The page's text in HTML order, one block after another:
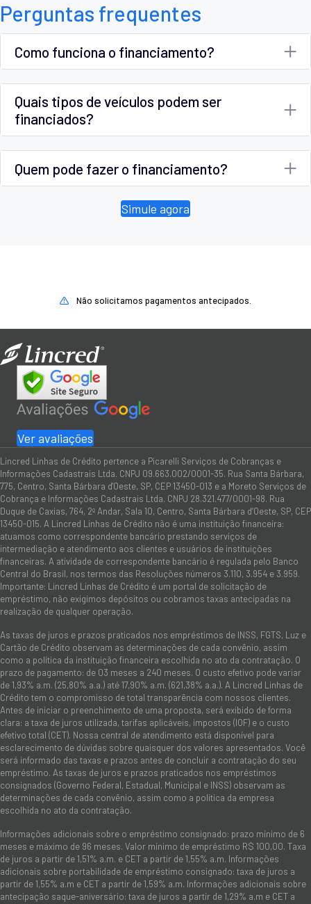
Perguntas frequentes
Como funciona o financiamento?
Quais tipos de veículos podem ser
financiados?
Quem pode fazer o financiamento?
Simule agora
Não solicitamos pagamentos antecipados.
Ver avaliações
Lincred Linhas de Crédito pertence a Picarelli Serviços de Cobranças e
Informações Cadastrais Ltda. CNPJ 09.663.002/0001-35. Rua Santa Bárbara,
775, Centro, Santa Bárbara d'Oeste, SP, CEP 13450-013 e a Moreto Serviços de
Cobrança e Informações Cadastrais Ltda. CNPJ 28.321.477/0001-98. Rua
Duque de Caxias, 764, 2º Andar, Sala 10, Centro, Santa Bárbara d’Oeste, SP, CEP
13450-015. A Lincred Linhas de Crédito não é uma instituição financeira:
atuamos como correspondente bancário prestando serviços de
intermediação e atendimento aos clientes e usuários de instituições
financeiras. A atividade de correspondente bancário é regulada pelo Banco
Central do Brasil, nos termos das Resoluções números 3.110, 3.954 e 3.959.
Importante: Lincred Linhas de Crédito é um portal de solicitação de
empréstimo, não exigimos depósitos ou cobramos taxas antecipadas na
realização de qualquer operação.
As taxas de juros e prazos praticados nos empréstimos de INSS, FGTS, Luz e
Cartão de Crédito observam as determinações de cada convênio, assim
como a política da instituição financeira escolhida no ato da contratação. O
prazo de pagamento: de 03 meses a 240 meses. O custo efetivo pode variar
de 1,93% a.m. (25,80% a.a.) até 17,90% a.m. (621,38% a.a.). A Lincred Linhas de
Crédito tem o compromisso de total transparência com nossos clientes.
Antes de iniciar o preenchimento de uma proposta, será exibido de forma
clara: a taxa de juros utilizada, tarifas aplicáveis, impostos (IOF) e o custo
efetivo total (CET). Nossa central de atendimento está disponível para
esclarecimento de dúvidas sobre quaisquer dos valores apresentados. Você
será informado das taxas e prazos antes de concluir a contratação do seu
empréstimo. As taxas de juros e prazos praticados nos empréstimos
consignados (Governo Federal, Estadual, Municipal e INSS) observam as
determinações de cada convênio, assim como a política da empresa
escolhida no ato da contratação.
Informações adicionais sobre o empréstimo consignado: prazo mínimo de 6
meses e máximo de 96 meses. Valor mínimo de empréstimo R$ 100,00. Taxa
de juros a partir de 1,51% a.m. e CET a partir de 1,55% a.m. Informações
adicionais sobre portabilidade de empréstimo consignado: taxa de juros a
partir de 1,55% a.m e CET a partir de 1,59% a.m. Informações adicionais sobre
antecipação saque-aniversário: taxa de juros a partir de 1,29% a.m e CET a